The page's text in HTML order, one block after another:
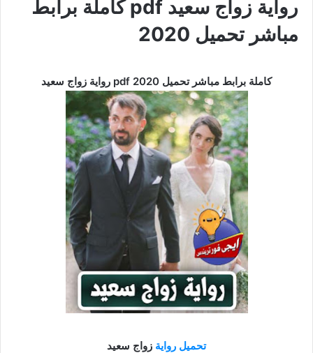
رواية زواج سعيد pdf كاملة برابط
مباشر تحميل 2020
رواية زواج سعيد pdf كاملة برابط مباشر تحميل 2020
تحميل رواية زواج سعيد